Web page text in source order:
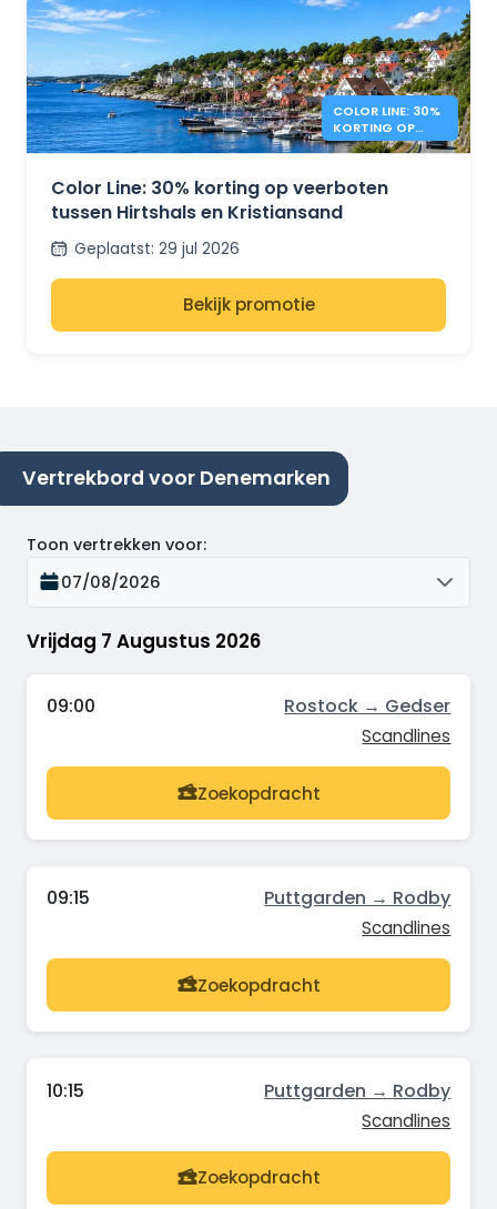
COLOR LINE: 30%
KORTING OP
DENEMARKEN –
Color Line: 30% korting op veerboten
tussen Hirtshals en Kristiansand
Geplaatst: 29 jul 2026
Bekijk promotie
Vertrekbord voor Denemarken
Vrijdag 7 Augustus 2026
Toon vertrekken voor:
07/08/2026
09:00 Rostock → Gedser
Scandlines
Zoekopdracht
09:15 Puttgarden → Rodby
Scandlines
Zoekopdracht
10:15 Puttgarden → Rodby
Scandlines
Zoekopdracht